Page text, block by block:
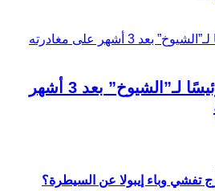
بنين: باتريس تالون رئيسًا لـ”الشيوخ” بعد 3 أشهر